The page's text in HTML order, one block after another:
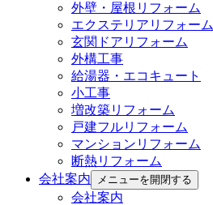
外壁・屋根リフォーム
エクステリアリフォーム
玄関ドアリフォーム
外構工事
給湯器・エコキュート
小工事
増改築リフォーム
戸建フルリフォーム
マンションリフォーム
断熱リフォーム
会社案内
メニューを開閉する
会社案内